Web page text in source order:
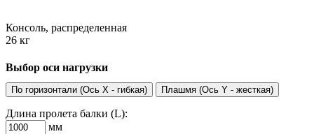
Консоль, распределенная
26 кг
Выбор оси нагрузки
По горизонтали (Ось X - гибкая) Плашмя (Ось Y - жесткая)
Длина пролета балки (L):
мм